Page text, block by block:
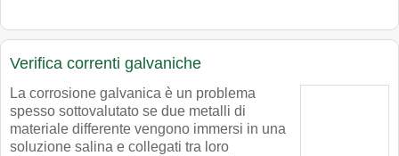
Verifica correnti galvaniche
La corrosione galvanica è un problema
spesso sottovalutato se due metalli di
materiale differente vengono immersi in una
soluzione salina e collegati tra loro